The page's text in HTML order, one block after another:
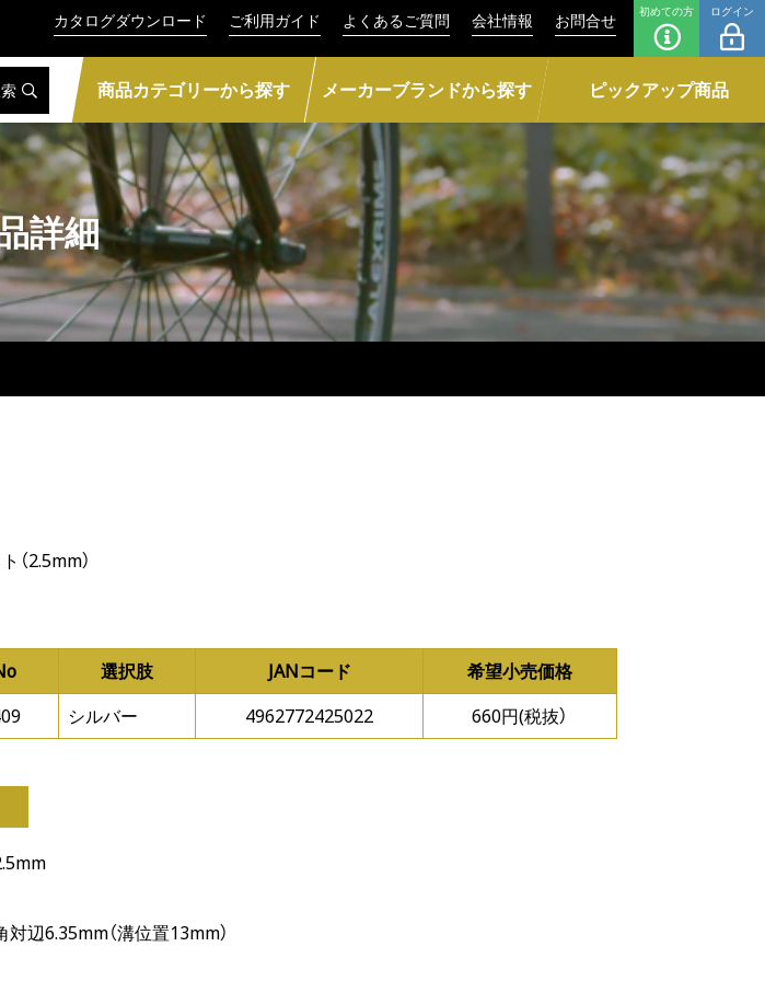
カタログダウンロード ご利用ガイド よくあるご質問 会社情報 お問合せ 初めての方 ログイン
商品カテゴリーから探す メーカーブランドから探す ピックアップ商品
詳細
（2.5mm）
選択肢 JANコード
希望小売価格
シルバー 4962772425022 660円(税抜）
対辺6.35mm（溝位置13mm）